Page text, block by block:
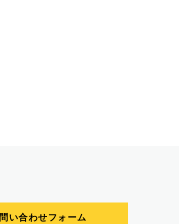
い合わせフォーム